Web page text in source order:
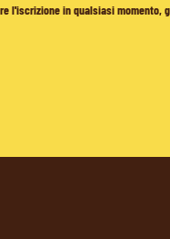
l'iscrizione in qualsiasi momento,